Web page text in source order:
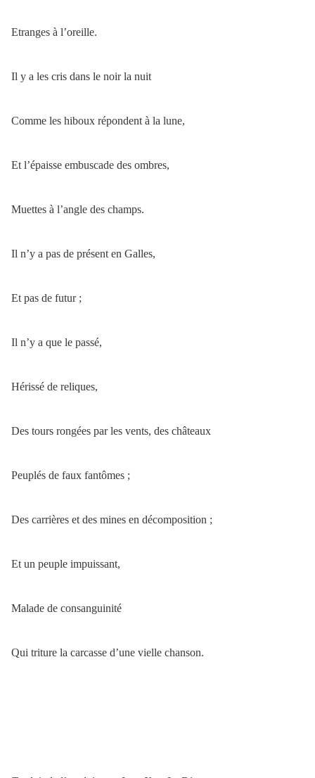
Etranges à l’oreille.
Il y a les cris dans le noir la nuit
Comme les hiboux répondent à la lune,
Et l’épaisse embuscade des ombres,
Muettes à l’angle des champs.
Il n’y a pas de présent en Galles,
Et pas de futur ;
Il n’y a que le passé,
Hérissé de reliques,
Des tours rongées par les vents, des châteaux
Peuplés de faux fantômes ;
Des carrières et des mines en décomposition ;
Et un peuple impuissant,
Malade de consanguinité
Qui triture la carcasse d’une vielle chanson.